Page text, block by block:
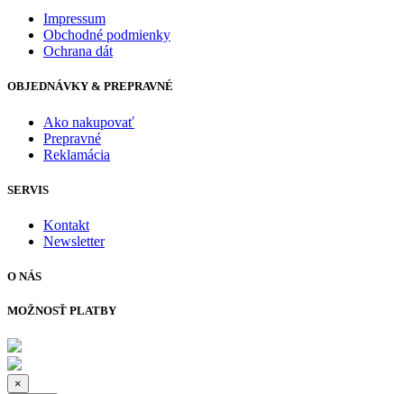
Impressum
Obchodné podmienky
Ochrana dát
OBJEDNÁVKY & PREPRAVNÉ
Ako nakupovať
Prepravné
Reklamácia
SERVIS
Kontakt
Newsletter
O NÁS
MOŽNOSŤ PLATBY
×